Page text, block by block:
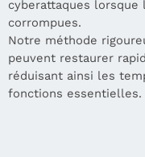
cyberattaques lorsque
corrompues.
Notre méthode
peuvent restaurer
réduisant ainsi les
fonctions essentielles.